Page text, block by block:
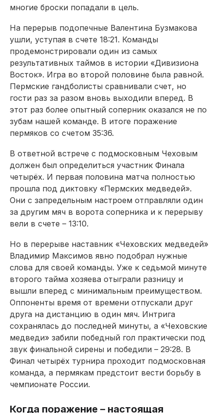
многие броски попадали в цель.
На перерыв подопечные Валентина Бузмакова
ушли, уступая в счете 18:21. Команды
продемонстрировали один из самых
результативных таймов в истории «Дивизиона
Восток». Игра во второй половине была равной.
Пермские гандболисты сравнивали счет, но
гости раз за разом вновь выходили вперед. В
этот раз более опытный соперник оказался не по
зубам нашей команде. В итоге поражение
пермяков со счетом 35:36.
В ответной встрече с подмосковным Чеховым
должен был определиться участник Финала
четырёх. И первая половина матча полностью
прошла под диктовку «Пермских медведей».
Они с запредельным настроем отправляли один
за другим мяч в ворота соперника и к перерыву
вели в счете – 13:10.
Но в перерыве наставник «Чеховских медведей»
Владимир Максимов явно подобрал нужные
слова для своей команды. Уже к седьмой минуте
второго тайма хозяева отыграли разницу и
вышли вперед с минимальным пре­имуществом.
Оппоненты время от времени отпускали друг
друга на дистанцию в один мяч. Интрига
сохранялась до последней минуты, а «Чеховские
медведи» забили победный гол практически под
звук финальной сирены и победили – 29:28. В
Финал четырёх турнира проходит подмосковная
команда, а пермякам предстоит вести борьбу в
чемпионате России.
Когда поражение – настоящая